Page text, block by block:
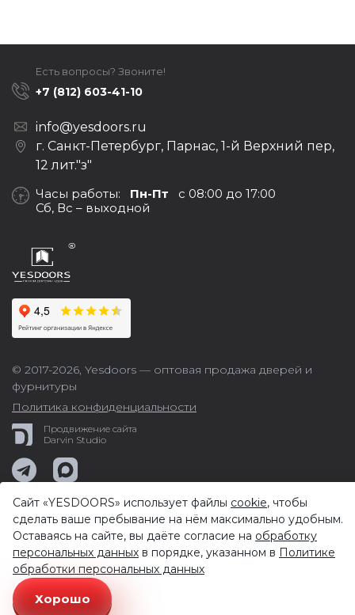
© 2017-2026, Yesdoors — оптовая продажа дверей и
фурнитуры
Политика конфиденциальности
Продвижение сайта
Darvin Studio
Есть вопросы? Звоните!
+7 (812) 603-41-10
info@yesdoors.ru
г. Санкт-Петербург, Парнас, 1-й Верхний пер,
12 лит."з"
Часы работы: Пн-Пт с 08:00 до 17:00
Сб, Вс – выходной
Сайт «YESDOORS» использует файлы cookie, чтобы
сделать ваше пребывание на нём максимально удобным.
Оставаясь на сайте, вы даёте согласие на обработку
персональных данных в порядке, указанном в Политике
обработки персональных данных
Хорошо